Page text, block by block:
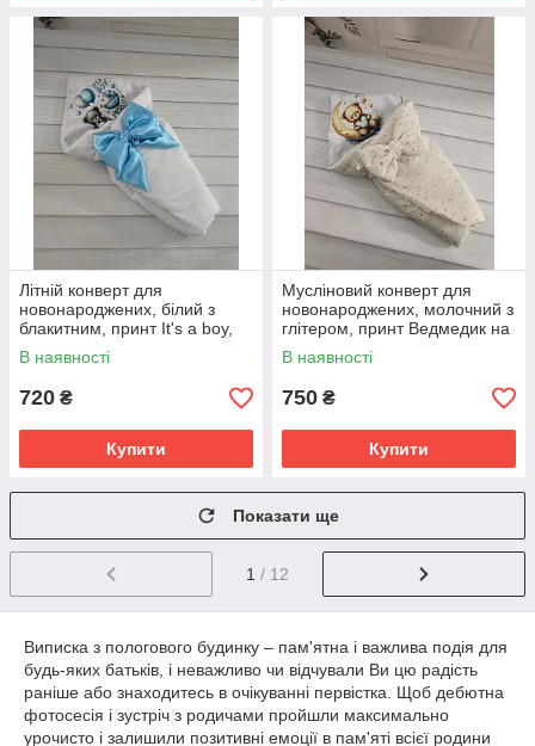
Літній конверт для
новонароджених, білий з
блакитним, принт It's a boy,
хутро кролик
В наявності
720 ₴
Купити
Мусліновий конверт для
новонароджених, молочний з
глітером, принт Ведмедик на
місяці
В наявності
750 ₴
Купити
Показати ще
1 / 12
Виписка з пологового будинку – пам'ятна і важлива подія для
будь-яких батьків, і неважливо чи відчували Ви цю радість
раніше або знаходитесь в очікуванні первістка. Щоб дебютна
фотосесія і зустріч з родичами пройшли максимально
урочисто і залишили позитивні емоції в пам'яті всієї родини